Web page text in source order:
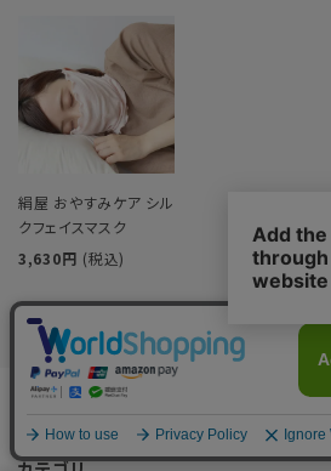
絹屋 おやすみケア シル
クフェイスマスク
3,630円 (税込)
商品を探す